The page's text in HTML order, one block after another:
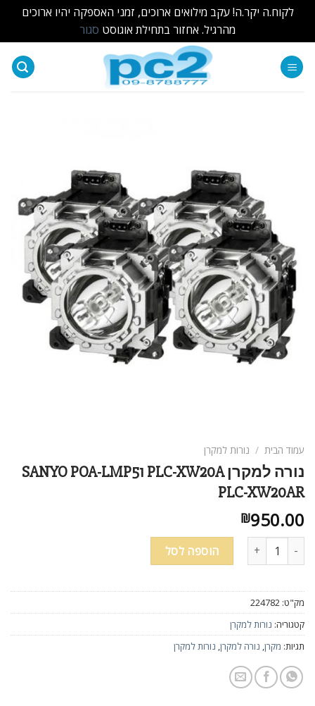
לקוח.ה יקר.ה! עקב מילואים ארוכים, זמני האספקה יהיו ארוכים
מהרגיל. אחזור בתחילת אוגוסט סגור
עמוד הבית / נורות למקרן
נורה למקרן SANYO POA-LMP51 PLC-XW20A
PLC-XW20AR
₪950.00
כמות של נורה למקרן SANYO POA-LMP51 PLC-XW20A PLC-XW20AR הוספה לסל
מק"ט: 224782
קטגוריה: נורות למקרן
תגיות: מקרן, נורה למקרן, נורות למקרן